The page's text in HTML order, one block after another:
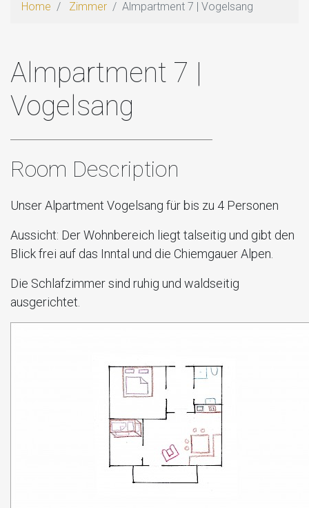
Home Zimmer Almpartment 7 | Vogelsang
Almpartment 7 |
Vogelsang
Room Description
Unser Alpartment Vogelsang für bis zu 4 Personen
Aussicht: Der Wohnbereich liegt talseitig und gibt den
Blick frei auf das Inntal und die Chiemgauer Alpen.
Die Schlafzimmer sind ruhig und waldseitig
ausgerichtet.